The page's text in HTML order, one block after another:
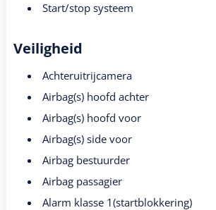
Start/stop systeem
Veiligheid
Achteruitrijcamera
Airbag(s) hoofd achter
Airbag(s) hoofd voor
Airbag(s) side voor
Airbag bestuurder
Airbag passagier
Alarm klasse 1(startblokkering)